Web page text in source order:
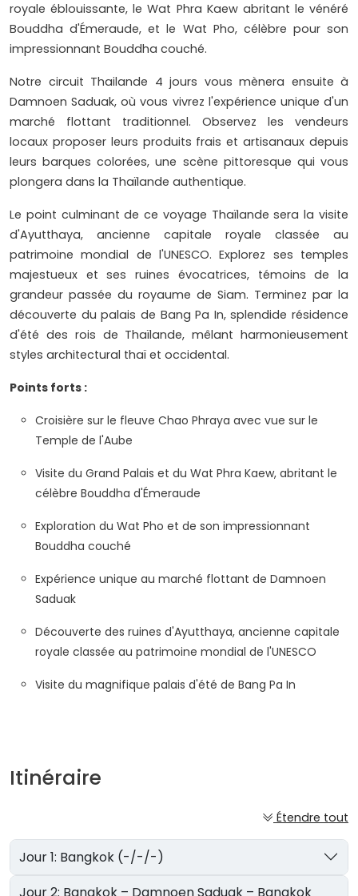
royale éblouissante, le Wat Phra Kaew abritant le vénéré
Bouddha d'Émeraude, et le Wat Pho, célèbre pour son
impressionnant Bouddha couché.
Notre circuit Thailande 4 jours vous mènera ensuite à
Damnoen Saduak, où vous vivrez l'expérience unique d'un
marché flottant traditionnel. Observez les vendeurs
locaux proposer leurs produits frais et artisanaux depuis
leurs barques colorées, une scène pittoresque qui vous
plongera dans la Thaïlande authentique.
Le point culminant de ce voyage Thaïlande sera la visite
d'Ayutthaya, ancienne capitale royale classée au
patrimoine mondial de l'UNESCO. Explorez ses temples
majestueux et ses ruines évocatrices, témoins de la
grandeur passée du royaume de Siam. Terminez par la
découverte du palais de Bang Pa In, splendide résidence
d'été des rois de Thaïlande, mêlant harmonieusement
styles architectural thaï et occidental.
Points forts :
Croisière sur le fleuve Chao Phraya avec vue sur le
Temple de l'Aube
Visite du Grand Palais et du Wat Phra Kaew, abritant le
célèbre Bouddha d'Émeraude
Exploration du Wat Pho et de son impressionnant
Bouddha couché
Expérience unique au marché flottant de Damnoen
Saduak
Découverte des ruines d'Ayutthaya, ancienne capitale
royale classée au patrimoine mondial de l'UNESCO
Visite du magnifique palais d'été de Bang Pa In
Itinéraire
Étendre tout
Jour 1: Bangkok (-/-/-)
Jour 2: Bangkok – Damnoen Saduak – Bangkok